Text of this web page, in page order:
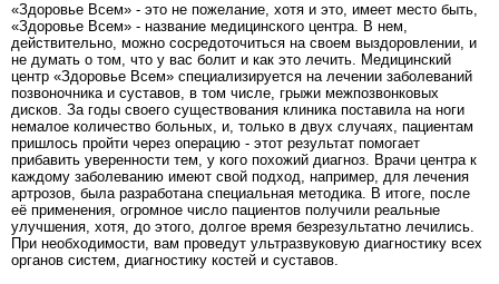
«Здоровье Всем» - это не пожелание, хотя и это, имеет место быть,
«Здоровье Всем» - название медицинского центра. В нем,
действительно, можно сосредоточиться на своем выздоровлении, и
не думать о том, что у вас болит и как это лечить. Медицинский
центр «Здоровье Всем» специализируется на лечении заболеваний
позвоночника и суставов, в том числе, грыжи межпозвонковых
дисков. За годы своего существования клиника поставила на ноги
немалое количество больных, и, только в двух случаях, пациентам
пришлось пройти через операцию - этот результат помогает
прибавить уверенности тем, у кого похожий диагноз. Врачи центра к
каждому заболеванию имеют свой подход, например, для лечения
артрозов, была разработана специальная методика. В итоге, после
её применения, огромное число пациентов получили реальные
улучшения, хотя, до этого, долгое время безрезультатно лечились.
При необходимости, вам проведут ультразвуковую диагностику всех
органов систем, диагностику костей и суставов.